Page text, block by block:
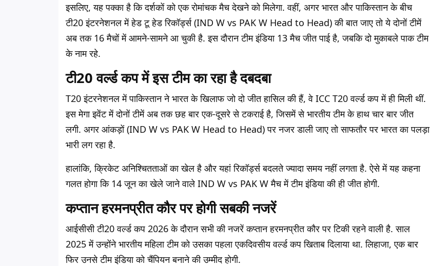
इसलिए, यह पक्का है कि दर्शकों को एक रोमांचक मैच देखने को मिलेगा. वहीं, अगर भारत और पाकिस्तान के बीच
टी20 इंटरनेशनल में हेड टू हेड रिकॉर्ड्स (IND W vs PAK W Head to Head) की बात जाए तो ये दोनों टीमें
अब तक 16 मैचों में आमने-सामने आ चुकी है. इस दौरान टीम इंडिया 13 मैच जीत पाई है, जबकि दो मुकाबले पाक टीम
के नाम रहे.
टी20 वर्ल्ड कप में इस टीम का रहा है दबदबा
T20 इंटरनेशनल में पाकिस्तान ने भारत के खिलाफ जो दो जीत हासिल की हैं, वे ICC T20 वर्ल्ड कप में ही मिली थीं.
इस मेगा इवेंट में दोनों टीमें अब तक छह बार एक-दूसरे से टकराई है, जिसमें से भारतीय टीम के हाथ चार बार जीत
लगी. अगर आंकड़ों (IND W vs PAK W Head to Head) पर नजर डाली जाए तो साफतौर पर भारत का पलड़ा
भारी लग रहा है.
हालांकि, क्रिकेट अनिश्चितताओं का खेल है और यहां रिकॉर्ड्स बदलते ज्यादा समय नहीं लगता है. ऐसे में यह कहना
गलत होगा कि 14 जून का खेले जाने वाले IND W vs PAK W मैच में टीम इंडिया की ही जीत होगी.
कप्तान हरमनप्रीत कौर पर होगी सबकी नजरें
आईसीसी टी20 वर्ल्ड कप 2026 के दौरान सभी की नजरें कप्तान हरमनप्रीत कौर पर टिकी रहने वाली है. साल
2025 में उन्होंने भारतीय महिला टीम को उसका पहला एकदिवसीय वर्ल्ड कप खिताब दिलाया था. लिहाजा, एक बार
फिर उनसे टीम इंडिया को चैंपियन बनाने की उम्मीद होगी.